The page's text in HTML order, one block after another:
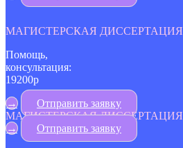
МАГИСТЕРСКАЯ ДИССЕРТАЦИЯ
Помощь,
консультация:
19200р
→
Отправить заявку
МАГИСТЕРСКАЯ ДИССЕРТАЦИЯ
→
Отправить заявку